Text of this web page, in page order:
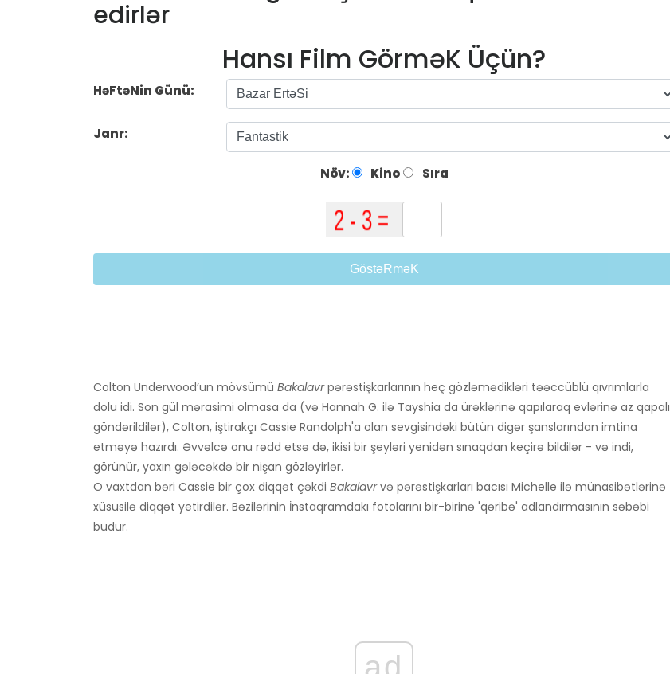
edirlər
Hansı Film GörməK Üçün?
HəFtəNin Günü:
Janr:
Növ: Kino Sıra
GöstəRməK
Colton Underwood’un mövsümü Bakalavrpərəstişkarlarının heç gözləmədikləri təəccüblü qıvrımlarla
dolu idi. Son gül mərasimi olmasa da (və Hannah G. ilə Tayshia da ürəklərinə qapılaraq evlərinə az qapalı
göndərildilər), Colton, iştirakçı Cassie Randolph'a olan sevgisindəki bütün digər şanslarından imtina
etməyə hazırdı. Əvvəlcə onu rədd etsə də, ikisi bir şeyləri yenidən sınaqdan keçirə bildilər - və indi,
görünür, yaxın gələcəkdə bir nişan gözləyirlər.
O vaxtdan bəri Cassie bir çox diqqət çəkdi Bakalavrvə pərəstişkarları bacısı Michelle ilə münasibətlərinə
xüsusilə diqqət yetirdilər. Bəzilərinin İnstaqramdakı fotolarını bir-birinə 'qəribə' adlandırmasının səbəbi
budur.
ad